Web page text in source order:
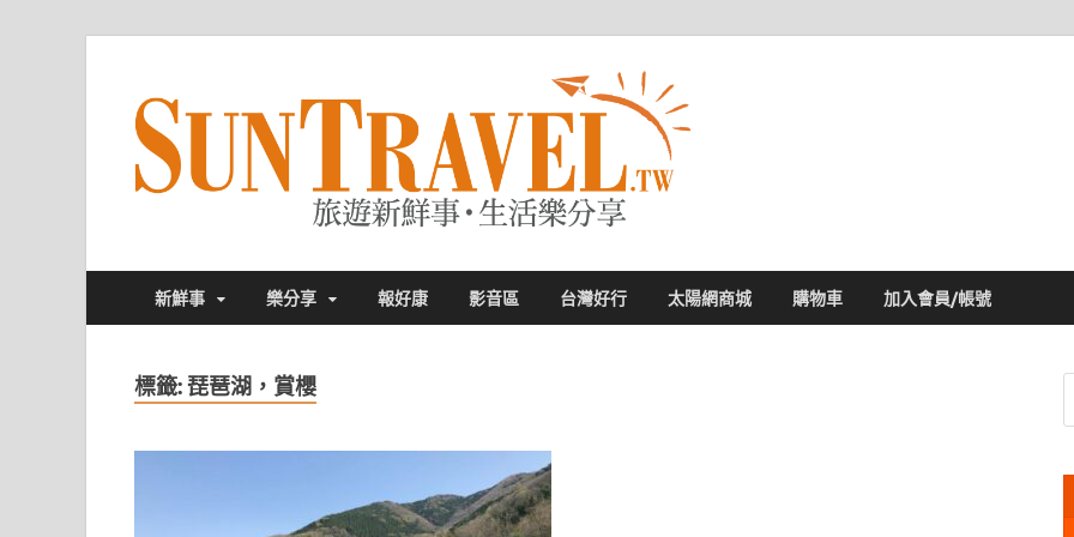
新鮮事 樂分享 報好康 影音區 台灣好行 太陽網商城 購物車 加入會員/帳號
標籤:琵琶湖，賞櫻